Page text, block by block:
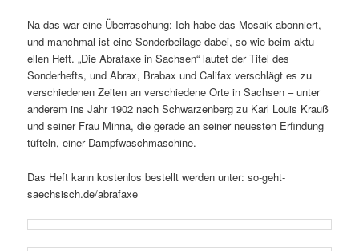
Na das war eine Überraschung: Ich habe das Mosaik abon­niert,
und manchmal ist eine Sonderbeilage dabei, so wie beim aktu­
ellen Heft. „Die Abrafaxe in Sachsen“ lautet der Titel des
Sonderhefts, und Abrax, Brabax und Califax verschlägt es zu
verschie­denen Zeiten an verschie­dene Orte in Sachsen – unter
anderem ins Jahr 1902 nach Schwarzenberg zu Karl Louis Krauß
und seiner Frau Minna, die gerade an seiner neuesten Erfindung
tüfteln, einer Dampfwaschmaschine.
Das Heft kann kostenlos bestellt werden unter: so-geht-
saechsisch.de/abrafaxe